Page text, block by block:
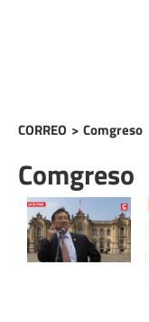
CORREO > Comgreso
Comgreso